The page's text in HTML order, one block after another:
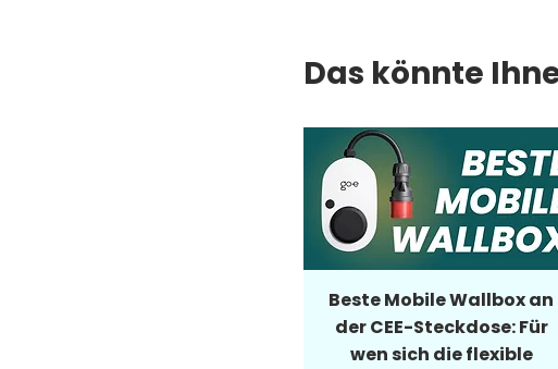
Das könnte
Beste Mobile Wallbox an
der CEE-Steckdose: Für
wen sich die flexible